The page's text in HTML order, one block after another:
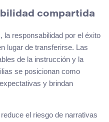
compartida
la responsabilidad por el éxito
lugar de transferirse. Las
de la instrucción y la
se posicionan como
y brindan
el riesgo de narrativas